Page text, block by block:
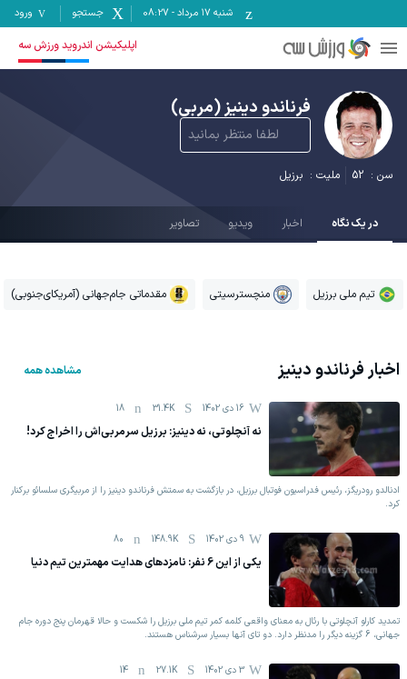
شنبه ۱۷ مرداد -
08:27 جستجو ورود
اپلیکیشن اندروید ورزش سه
فرناندو دینیز(مربی)
لطفا منتظر بمانید
سن : 52 ملیت : برزیل
در یک نگاه اخبار ویدیو تصاویر
تیم ملی برزیل منچسترسیتی مقدماتی جام‌جهانی (آمریکای‌جنوبی)
اخبارفرناندو دینیز مشاهده همه
16 دی 1402 31.4K
18
نه آنچلوتی، نه دینیز: برزیل سرمربی‌اش را اخراج کرد!
ادنالدو رودریگز، رئیس فدراسیون فوتبال برزیل، در بازگشت به سمتش فرناندو دینیز را از مربیگری سلسائو برکنار
کرد.
9 دی 1402 148.9K
80
یکی از این 6 نفر: نامزدهای هدایت مهمترین تیم دنیا
تمدید کارلو آنچلوتی با رئال به معنای واقعی کلمه کمر تیم ملی برزیل را شکست و حالا قهرمان پنج دوره جام
جهانی، 6 گزینه دیگر را مدنظر دارد. دو تای آنها بسیار سرشناس هستند.
3 دی 1402 27.1K
14